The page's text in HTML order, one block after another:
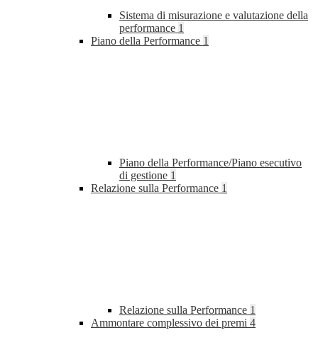
Sistema di misurazione e valutazione della
performance 1
Piano della Performance 1
Piano della Performance/Piano esecutivo
di gestione 1
Relazione sulla Performance 1
Relazione sulla Performance 1
Ammontare complessivo dei premi 4